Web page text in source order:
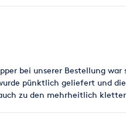
bei unserer Bestellung war
pünktlich geliefert und
zu den mehrheitlich